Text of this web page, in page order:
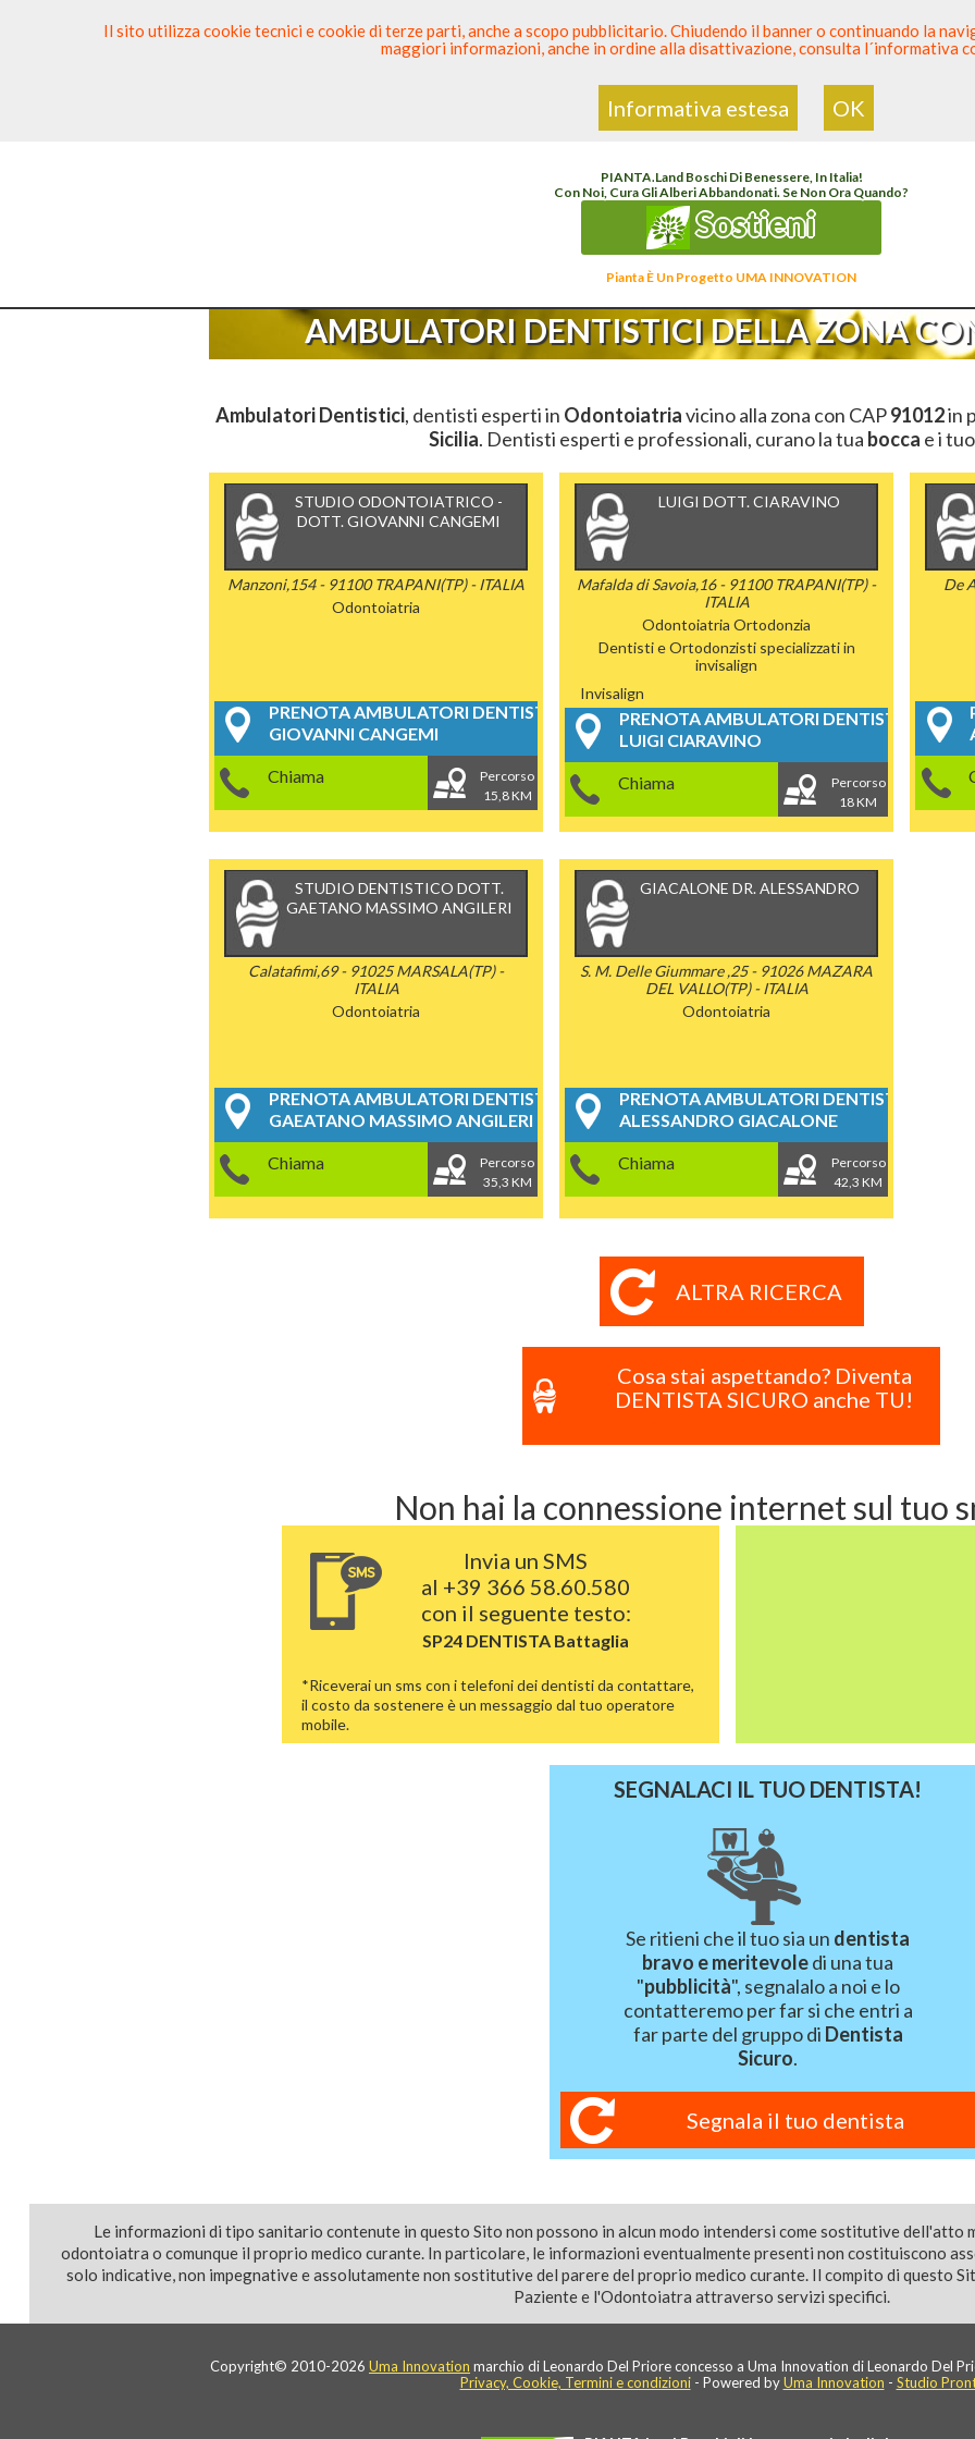
Elenco Dentista Sicuro>Odontoiatria>Ambulatori Dentistici>Sicilia
PIANTA.LandBoschi Di Benessere, In Italia!
Con Noi, Cura Gli Alberi Abbandonati. Se Non Ora Quando?
Sostieni
Pianta È Un Progetto UMA INNOVATION
AMBULATORI DENTISTICI DELLA ZONA
Ambulatori Dentistici, dentisti esperti in Odontoiatriavicino alla zona con CAP91012in
Sicilia. Dentisti esperti e professionali, curano la tua bocca e i
STUDIO ODONTOIATRICO -
DOTT. GIOVANNI CANGEMI
Manzoni,154 - 91100 TRAPANI(TP) - ITALIA
Odontoiatria
PRENOTA AMBULATORI DENTISTICI
GIOVANNI CANGEMI
Chiama
Percorso
15,8 KM
LUIGI DOTT. CIARAVINO
Mafalda di Savoia,16 - 91100 TRAPANI(TP) -
ITALIA
Odontoiatria Ortodonzia
Dentisti e Ortodonzisti specializzati in
invisalign
Invisalign
PRENOTA AMBULATORI DENTISTICI
LUIGI CIARAVINO
Chiama
Percorso
18 KM
De
STUDIO DENTISTICO DOTT.
GAETANO MASSIMO ANGILERI
Calatafimi,69 - 91025 MARSALA(TP) -
ITALIA
Odontoiatria
PRENOTA AMBULATORI DENTISTICI
GAEATANO MASSIMO ANGILERI
Chiama
Percorso
35,3 KM
GIACALONE DR. ALESSANDRO
S. M. Delle Giummare ,25 - 91026 MAZARA
DEL VALLO(TP) - ITALIA
Odontoiatria
PRENOTA AMBULATORI DENTISTICI
ALESSANDRO GIACALONE
Chiama
Percorso
42,3 KM
ALTRA RICERCA
Cosa stai aspettando? Diventa
DENTISTA SICURO anche TU!
Non hai la connessione internet sul tuo
Invia un SMS
al +39 366 58.60.580
con il seguente testo:
SP24 DENTISTA Battaglia
*Riceverai un sms con i telefoni dei dentisti da contattare,
il costo da sostenere è un messaggio dal tuo operatore
mobile.
SEGNALACI IL TUO DENTISTA!
Se ritieni che il tuo sia un dentista
bravo e meritevoledi una tua
"pubblicità", segnalalo a noi e lo
contatteremo per far si che entri a
far parte del gruppo di Dentista
Sicuro.
Segnala il tuo dentista
Le informazioni di tipo sanitario contenute in questo Sito non possono in alcun modo intendersi come sostitutive dell'atto
odontoiatra o comunque il proprio medico curante. In particolare, le informazioni eventualmente presenti non costituiscono
solo indicative, non impegnative e assolutamente non sostitutive del parere del proprio medico curante. Il compito di questo
Paziente e l'Odontoiatra attraverso servizi specifici.
Copyright© 2010-2026 Uma Innovation marchio di Leonardo Del Priore concesso a Uma Innovation di Leonardo Del
Privacy, Cookie, Termini e condizioni- Powered byUma Innovation - Studio
Il sito utilizza cookie tecnici e cookie di terze parti, anche a scopo pubblicitario. Chiudendo il banner o continuando la
maggiori informazioni, anche in ordine alla disattivazione, consulta l´informativa
Informativa estesa OK